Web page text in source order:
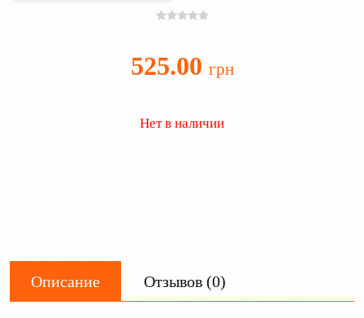
525.00 грн
Нет в наличии
Описание Отзывов (0)